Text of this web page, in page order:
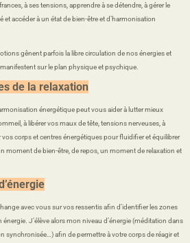
à ses tensions, apprendre à se détendre, à gérer le
accéder à un état de bien-être et d’harmonisation
gênent parfois la libre circulation de nos énergies et
sur le plan physique et psychique.
de la relaxation
énergétique peut vous aider à lutter mieux
à libérer vos maux de tête, tensions nerveuses, à
vos corps et centres énergétiques pour fluidifier et équilibrer
moment de bien-être, de repos, un moment de relaxation et
avec vous sur vos ressentis afin d’identifier les zones
J’élève alors mon niveau d’énergie (méditation dans
synchronisée…) afin de permettre à votre corps de réagir et